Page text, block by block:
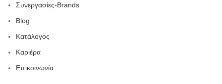
Συνεργασίες-Brands
Blog
Κατάλογος
Καριέρα
Επικοινωνία